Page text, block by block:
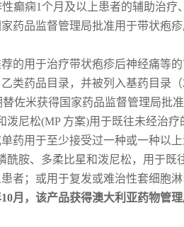
癫痫1个月及以上患者的辅助治疗
药品监督管理局批准用于带状疱
的用于治疗带状疱疹后神经痛等
类药品目录，并被列入基药目录（
佐米获得国家药品监督管理局批
尼松(MP 方案)用于既往未经治疗
药用于至少接受过一种或一种以
胺、多柔比星和泼尼松，用于既
者；或用于复发或难治性套细胞淋
10月，该产品获得澳大利亚药物管